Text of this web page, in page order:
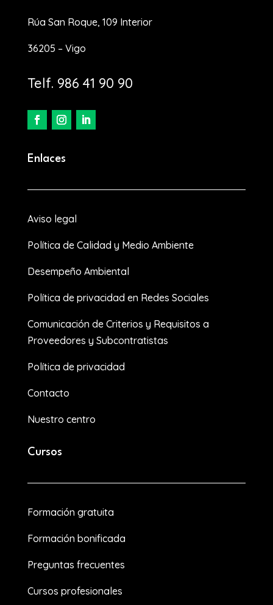
Rúa San Roque, 109 Interior
36205 – Vigo
Telf. 986 41 90 90
Enlaces
Aviso legal
Política de Calidad y Medio Ambiente
Desempeño Ambiental
Política de privacidad en Redes Sociales
Comunicación de Criterios y Requisitos a
Proveedores y Subcontratistas
Política de privacidad
Contacto
Nuestro centro
Cursos
Formación gratuita
Formación bonificada
Preguntas frecuentes
Cursos profesionales